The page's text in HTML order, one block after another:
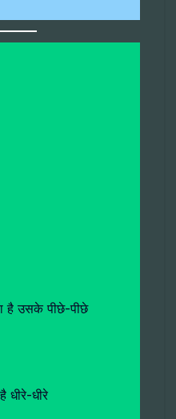
है उसके पीछे-पीछे
धीरे-धीरे